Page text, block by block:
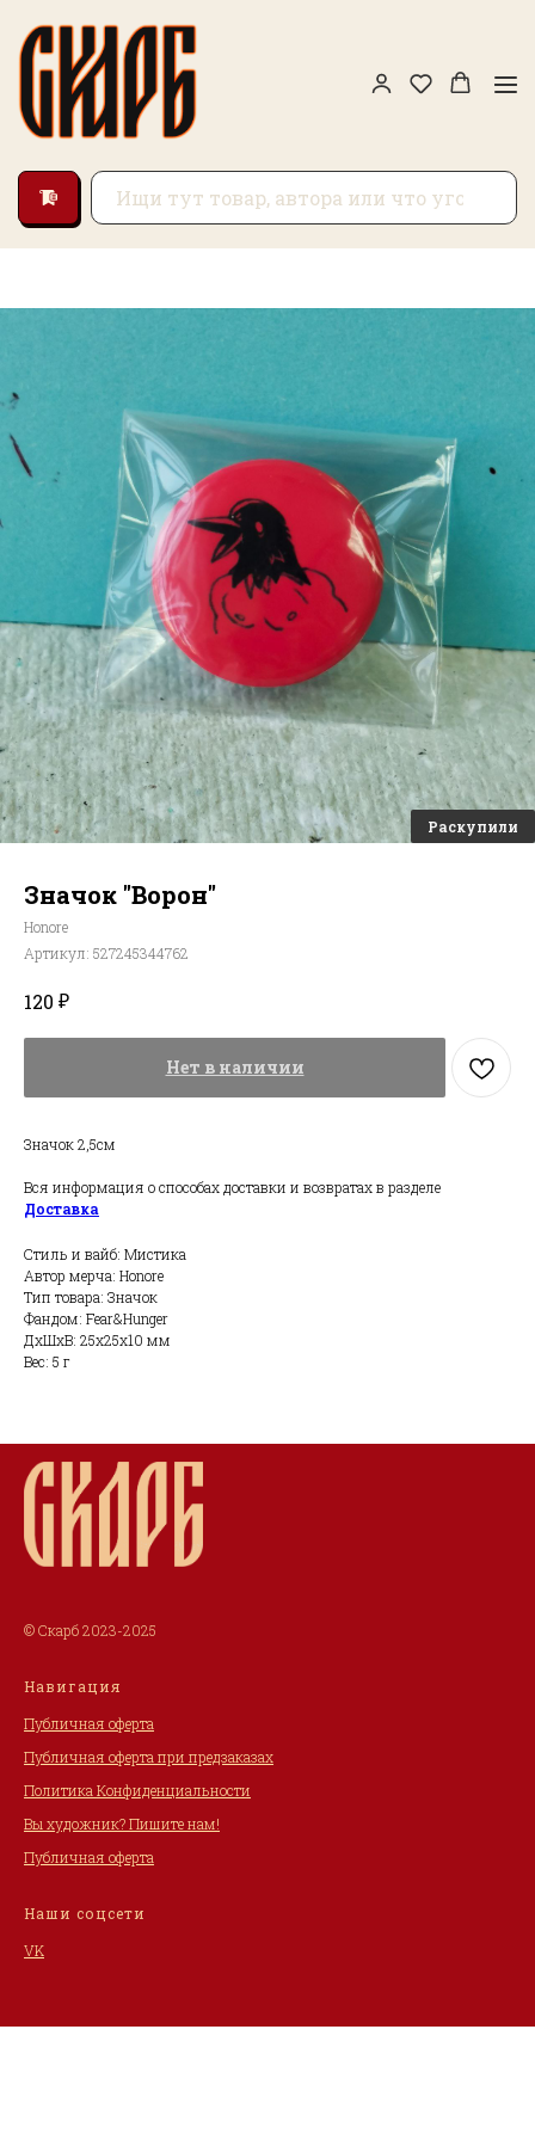
Значок "Ворон"
Honore
Артикул: 527245344762
120 ₽
Нет в наличии
Значок 2,5см
Вся информация о способах доставки и возвратах в разделе
Доставка
Стиль и вайб: Мистика
Автор мерча: Honore
Тип товара: Значок
Фандом: Fear&Hunger
ДxШxВ: 25x25x10 мм
Вес: 5 г
© Скарб 2023-2025
Навигация
Публичная оферта
Публичная оферта при предзаказах
Политика Конфиденциальности
Вы художник? Пишите нам!
Публичная оферта
Наши соцсети
VK